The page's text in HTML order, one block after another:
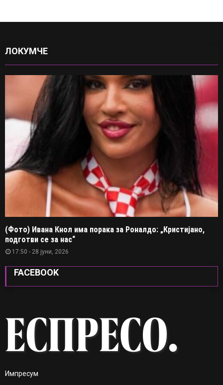
ЛОКУМЧЕ
(Фото) Ивана Кнол има порака за Роналдо: „Кристијано,
подготви се за нас“
17:50 - 28 јуни, 2026
FACEBOOK
Импресум